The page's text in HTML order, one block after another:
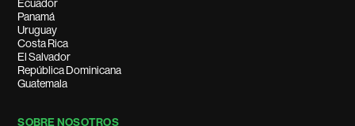
Ecuador
Panamá
Uruguay
Costa Rica
El Salvador
República Dominicana
Guatemala
SOBRE NOSOTROS